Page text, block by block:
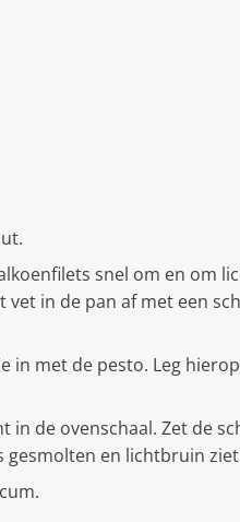
snel om en om
vet in de pan af met een
in met de pesto. Leg
in de ovenschaal. Zet de
gesmolten en lichtbruin